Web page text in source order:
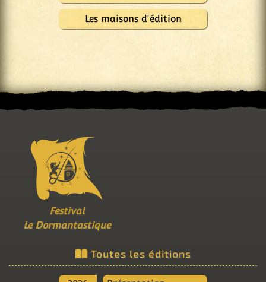
Les maisons d'édition
Festival
Le Dormantastique
Toutes les éditions